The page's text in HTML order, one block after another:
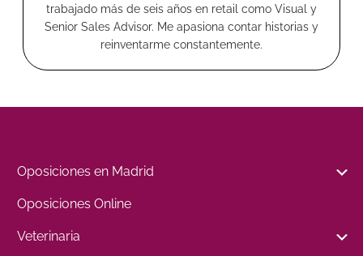
trabajado más de seis años en retail como Visual y
Senior Sales Advisor. Me apasiona contar historias y
reinventarme constantemente.
Oposiciones en Madrid
Oposiciones Online
Veterinaria